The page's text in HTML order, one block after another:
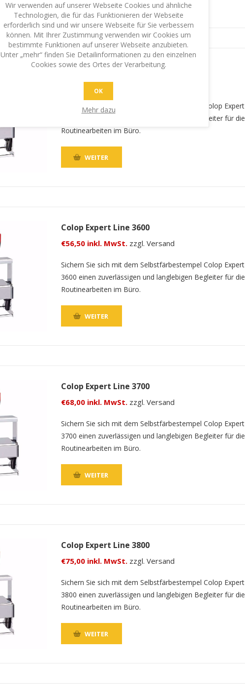
Colop Expert Line 3400
€48,50 inkl. MwSt.
Sichern Sie sich mit dem Selbstfärbestempel Colop Expert
3400 einen zuverlässigen und langlebigen Begleiter für die
Routinearbeiten im Büro.
WEITER
Colop Expert Line 3600
€56,50 inkl. MwSt. zzgl. Versand
Sichern Sie sich mit dem Selbstfärbestempel Colop Expert
3600 einen zuverlässigen und langlebigen Begleiter für die
Routinearbeiten im Büro.
WEITER
Colop Expert Line 3700
€68,00 inkl. MwSt. zzgl. Versand
Sichern Sie sich mit dem Selbstfärbestempel Colop Expert
3700 einen zuverlässigen und langlebigen Begleiter für die
Routinearbeiten im Büro.
WEITER
Colop Expert Line 3800
€75,00 inkl. MwSt. zzgl. Versand
Sichern Sie sich mit dem Selbstfärbestempel Colop Expert
3800 einen zuverlässigen und langlebigen Begleiter für die
Routinearbeiten im Büro.
WEITER
Wir verwenden auf unserer Webseite Cookies und ähnliche
Technologien, die für das Funktionieren der Webseite
erforderlich sind und wir unsere Webseite für Sie verbessern
können. Mit Ihrer Zustimmung verwenden wir Cookies um
bestimmte Funktionen auf unserer Webseite anzubieten.
Unter „mehr“ finden Sie Detailinformationen zu den einzelnen
Cookies sowie des Ortes der Verarbeitung.
OK
Mehr dazu